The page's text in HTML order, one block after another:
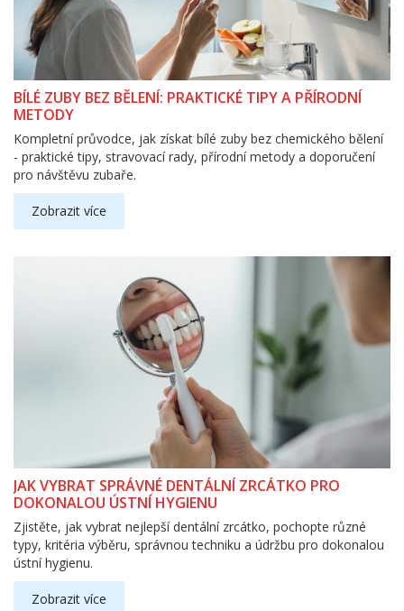
BÍLÉ ZUBY BEZ BĚLENÍ: PRAKTICKÉ TIPY A PŘÍRODNÍ
METODY
Kompletní průvodce, jak získat bílé zuby bez chemického bělení
- praktické tipy, stravovací rady, přírodní metody a doporučení
pro návštěvu zubaře.
Zobrazit více
JAK VYBRAT SPRÁVNÉ DENTÁLNÍ ZRCÁTKO PRO
DOKONALOU ÚSTNÍ HYGIENU
Zjistěte, jak vybrat nejlepší dentální zrcátko, pochopte různé
typy, kritéria výběru, správnou techniku a údržbu pro dokonalou
ústní hygienu.
Zobrazit více